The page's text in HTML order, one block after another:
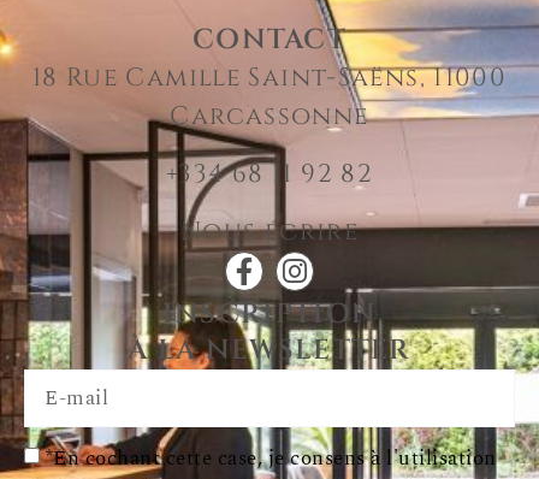
INSCRIPTION
À LA NEWSLETTER
*En cochant cette case, je consens à l'utilisation
CONTACT
18 Rue Camille Saint-Saëns, 11000
Carcassonne
+334 68 11 92 82
Nous écrire